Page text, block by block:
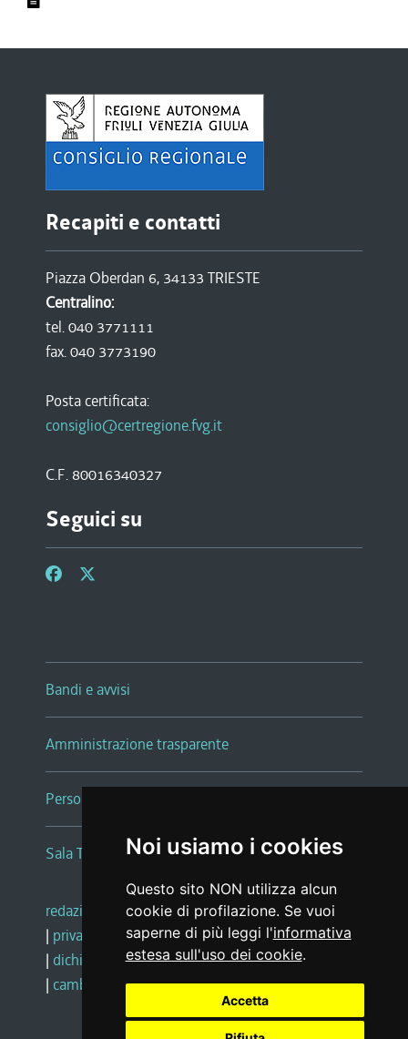
Noi usiamo i cookies
Questo sito NON utilizza alcun
cookie di profilazione. Se vuoi
saperne di più leggi l'informativa
estesa sull'uso dei cookie.
Accetta
Recapiti e contatti
Piazza Oberdan 6, 34133 TRIESTE
Centralino:
tel. 040 3771111
fax. 040 3773190
Posta certificata:
consiglio@certregione.fvg.it
C.F. 80016340327
Seguici su
Bandi e avvisi
Amministrazione trasparente
Persone e Uffici
Sala Tiziano Tessitori
redazione web |note legali |glossario
| privacy
social media policy
| dichiarazione di accessibilità |feedback
| cambio preferenze cookie